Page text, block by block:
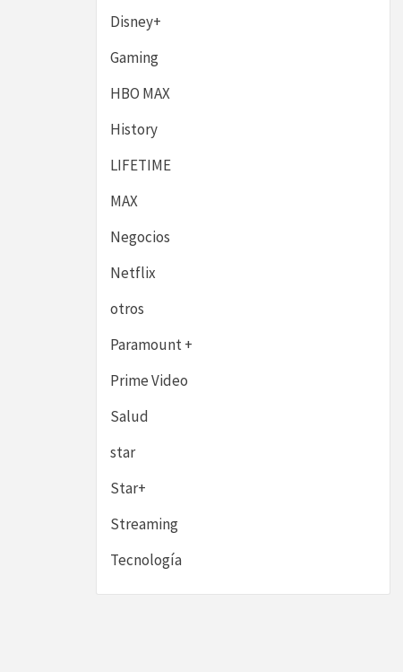
Disney+
Gaming
HBO MAX
History
LIFETIME
MAX
Negocios
Netflix
otros
Paramount +
Prime Video
Salud
star
Star+
Streaming
Tecnología